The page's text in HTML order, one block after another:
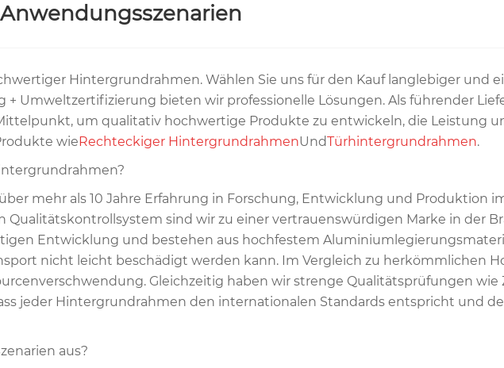
Hintergrundrahmen. Wählen Sie uns für den Kauf langlebiger und
Umweltzertifizierung bieten wir professionelle Lösungen. Als führender
um qualitativ hochwertige Produkte zu entwickeln, die Leistung
wieRechteckiger HintergrundrahmenUndTürhintergrundrahmen.
mehr als 10 Jahre Erfahrung in Forschung, Entwicklung und Produktion
sind wir zu einer vertrauenswürdigen Marke in der
Entwicklung und bestehen aus hochfestem
nicht leicht beschädigt werden kann. Im Vergleich zu herkömmlichen
Gleichzeitig haben wir strenge Qualitätsprüfungen
jeder Hintergrundrahmen den internationalen Standards entspricht und
aus?